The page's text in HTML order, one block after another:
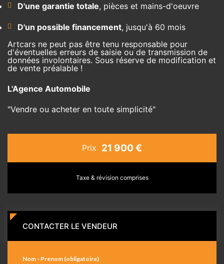
D'une garantie totale, pièces et mains-d'oeuvre
D'un possible financement, jusqu'à 60 mois
Artcars ne peut pas être tenu responsable pour
d'éventuelles erreurs de saisie ou de transmission de
données involontaires. Sous réserve de modification et
de vente préalable !
L'Agence Automobile
"Vendre ou acheter en toute simplicité"
Prix 21 900 €
Taxe & révision comprises
CONTACTER LE VENDEUR
Nom - Prenom (obligatoire)